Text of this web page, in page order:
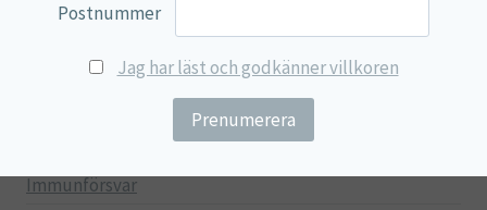
Immunförsvar
Postnummer
Jag har läst och godkänner villkoren